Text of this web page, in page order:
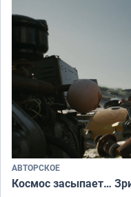
АВТОРСКОЕ
Космос засыпает…